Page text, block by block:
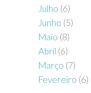
Julho (6)
Junho (5)
Maio (8)
Abril (6)
Março (7)
Fevereiro (6)